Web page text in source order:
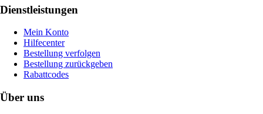
Dienstleistungen
Mein Konto
Hilfecenter
Bestellung verfolgen
Bestellung zurückgeben
Rabattcodes
Über uns